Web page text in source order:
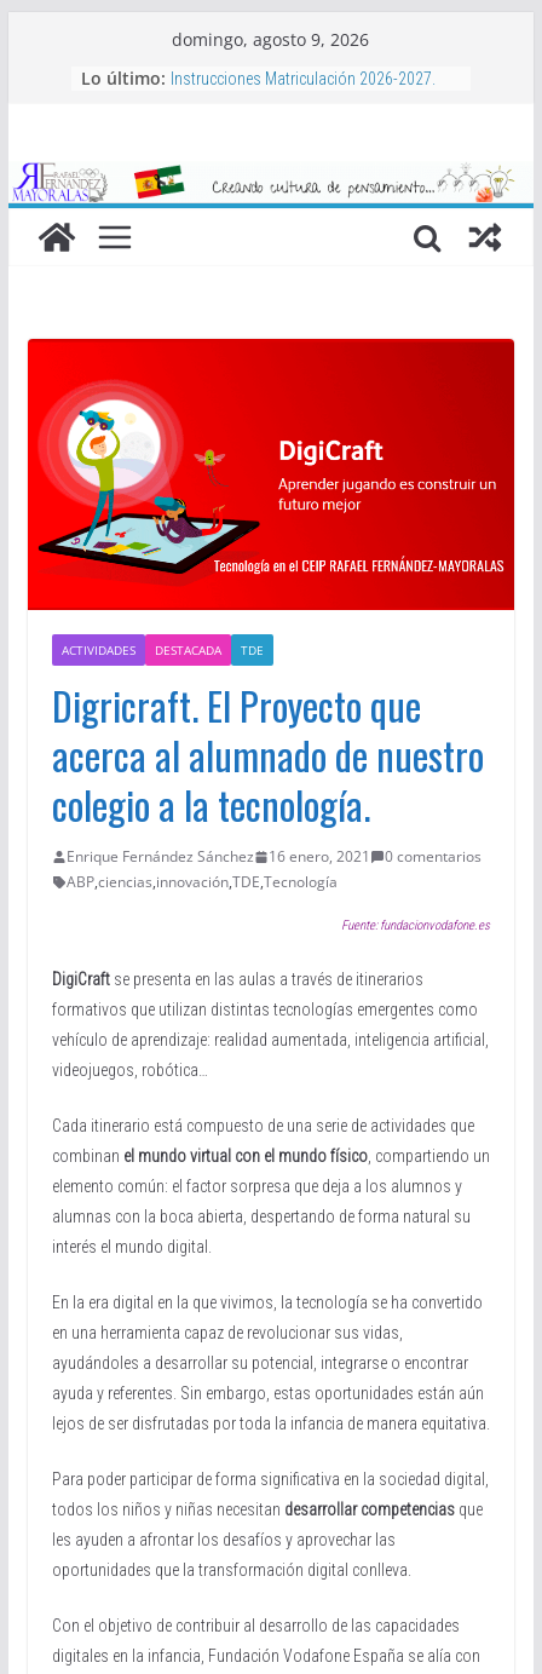
domingo, agosto 9, 2026
Lo último: Instrucciones Matriculación 2026-2027.
Proyecto de Club de Baloncesto Mayoralas
2026-2027
Actividades extraescolares 2026-2027
ACTIVIDADES DESTACADA TDE
Digricraft. El Proyecto que
acerca al alumnado de nuestro
colegio a la tecnología.
Enrique Fernández Sánchez 16 enero, 2021
0 comentarios
ABP,ciencias,innovación,TDE,Tecnología
Fuente: fundacionvodafone.es
DigiCraftse presenta en las aulas a través de itinerarios
formativos que utilizan distintas tecnologías emergentes como
vehículo de aprendizaje: realidad aumentada, inteligencia artificial,
videojuegos, robótica…
Cada itinerario está compuesto de una serie de actividades que
combinan el mundo virtual con el mundo físico, compartiendo un
elemento común: el factor sorpresa que deja a los alumnos y
alumnas con la boca abierta, despertando de forma natural su
interés el mundo digital.
En la era digital en la que vivimos, la tecnología se ha convertido
en una herramienta capaz de revolucionar sus vidas,
ayudándoles a desarrollar su potencial, integrarse o encontrar
ayuda y referentes. Sin embargo, estas oportunidades están aún
lejos de ser disfrutadas por toda la infancia de manera equitativa.
Para poder participar de forma significativa en la sociedad digital,
todos los niños y niñas necesitan desarrollar competenciasque
les ayuden a afrontar los desafíos y aprovechar las
oportunidades que la transformación digital conlleva.
Con el objetivo de contribuir al desarrollo de las capacidades
digitales en la infancia, Fundación Vodafone España se alía con